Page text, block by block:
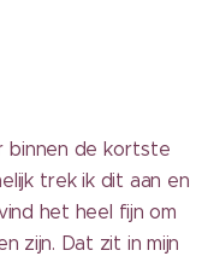
binnen de kortste
trek ik dit aan en
het heel fijn om
zijn. Dat zit in mijn